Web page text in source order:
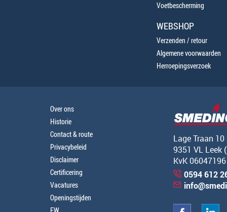
Voetbescherming
WEBSHOP
Verzenden / retour
Algemene voorwaarden
Herroepingsverzoek
Over ons
Historie
Contact & route
Privacybeleid
Disclaimer
Certificering
Vacatures
Openingstijden
Lage Traan 10
9351 VL Leek
KvK 06047196
0594 612